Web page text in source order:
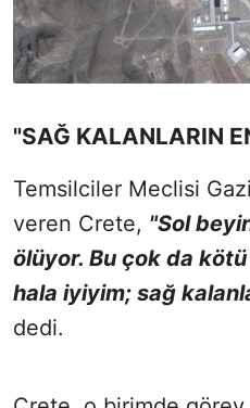
"SAĞ KALANLARIN
Temsilciler Meclisi
veren Crete, "Sol
ölüyor. Bu çok da
hala iyiyim; sağ
dedi.